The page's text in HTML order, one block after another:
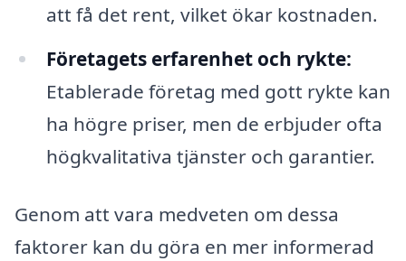
att få det rent, vilket ökar kostnaden.
Företagets erfarenhet och rykte:
Etablerade företag med gott rykte kan
ha högre priser, men de erbjuder ofta
högkvalitativa tjänster och garantier.
Genom att vara medveten om dessa
faktorer kan du göra en mer informerad